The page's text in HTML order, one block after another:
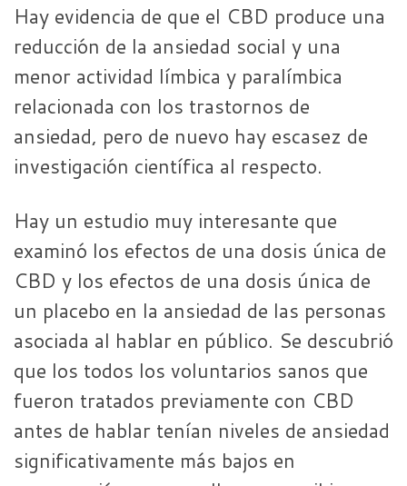
Hay evidencia de que el CBD produce una
reducción de la ansiedad social y una
menor actividad límbica y paralímbica
relacionada con los trastornos de
ansiedad, pero de nuevo hay escasez de
investigación científica al respecto.
Hay un estudio muy interesante que
examinó los efectos de una dosis única de
CBD y los efectos de una dosis única de
un placebo en la ansiedad de las personas
asociada al hablar en público. Se descubrió
que los todos los voluntarios sanos que
fueron tratados previamente con CBD
antes de hablar tenían niveles de ansiedad
significativamente más bajos en